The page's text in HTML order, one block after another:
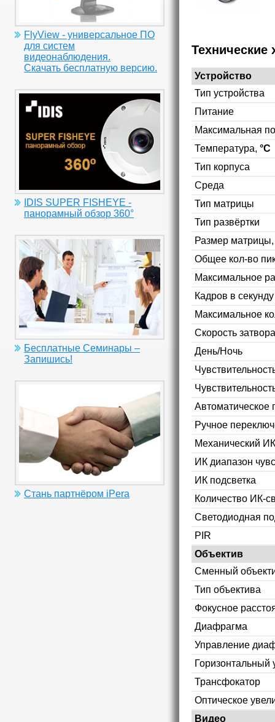
FlyView - универсальное ПО
для систем
видеонаблюдения.
Скачать бесплатную версию.
IDIS SUPER FISHEYE -
панорамный обзор 360°
Бесплатные Семинары –
Запишись!
Стань партнёром iPera
Технические
Устройство
Тип устройства
Питание
Максимальная
Температура, °C
Тип корпуса
Среда
Тип матрицы
Тип развёртки
Размер
Общее кол-во
Максимальное
Кадров в
Максимальное
Скорость
День/Ночь
Автоматическое
Ручное
Механический
ИК диапазон
ИК подсветка
Количество ИК-
Светодиодная
PIR
Объектив
Сменный
Тип объектива
Фокусное
Диафрагма
Управление
Горизонтальный
Трансфокатор
Оптическое
Видео